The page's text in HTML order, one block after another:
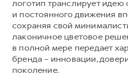
DARGO
от 3 199 000 ₽ от
КРЕДИТ И
Кредитный калькулятор
Страхование
Нулевое ТО
Программа «Помощь на
Регламенты технического
Электронный ПТС
Наша команда
Контакты
логотип транслирует идею
и постоянного движения
сохраняя свой
лаконичное цветовое
в полной мере передает
бренда – инновации,
поколение.